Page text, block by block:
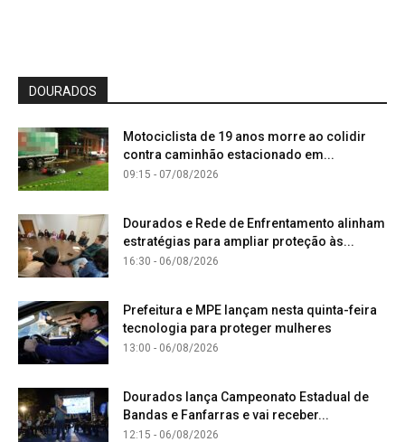
DOURADOS
Motociclista de 19 anos morre ao colidir
contra caminhão estacionado em...
09:15 - 07/08/2026
Dourados e Rede de Enfrentamento alinham
estratégias para ampliar proteção às...
16:30 - 06/08/2026
Prefeitura e MPE lançam nesta quinta-feira
tecnologia para proteger mulheres
13:00 - 06/08/2026
Dourados lança Campeonato Estadual de
Bandas e Fanfarras e vai receber...
12:15 - 06/08/2026